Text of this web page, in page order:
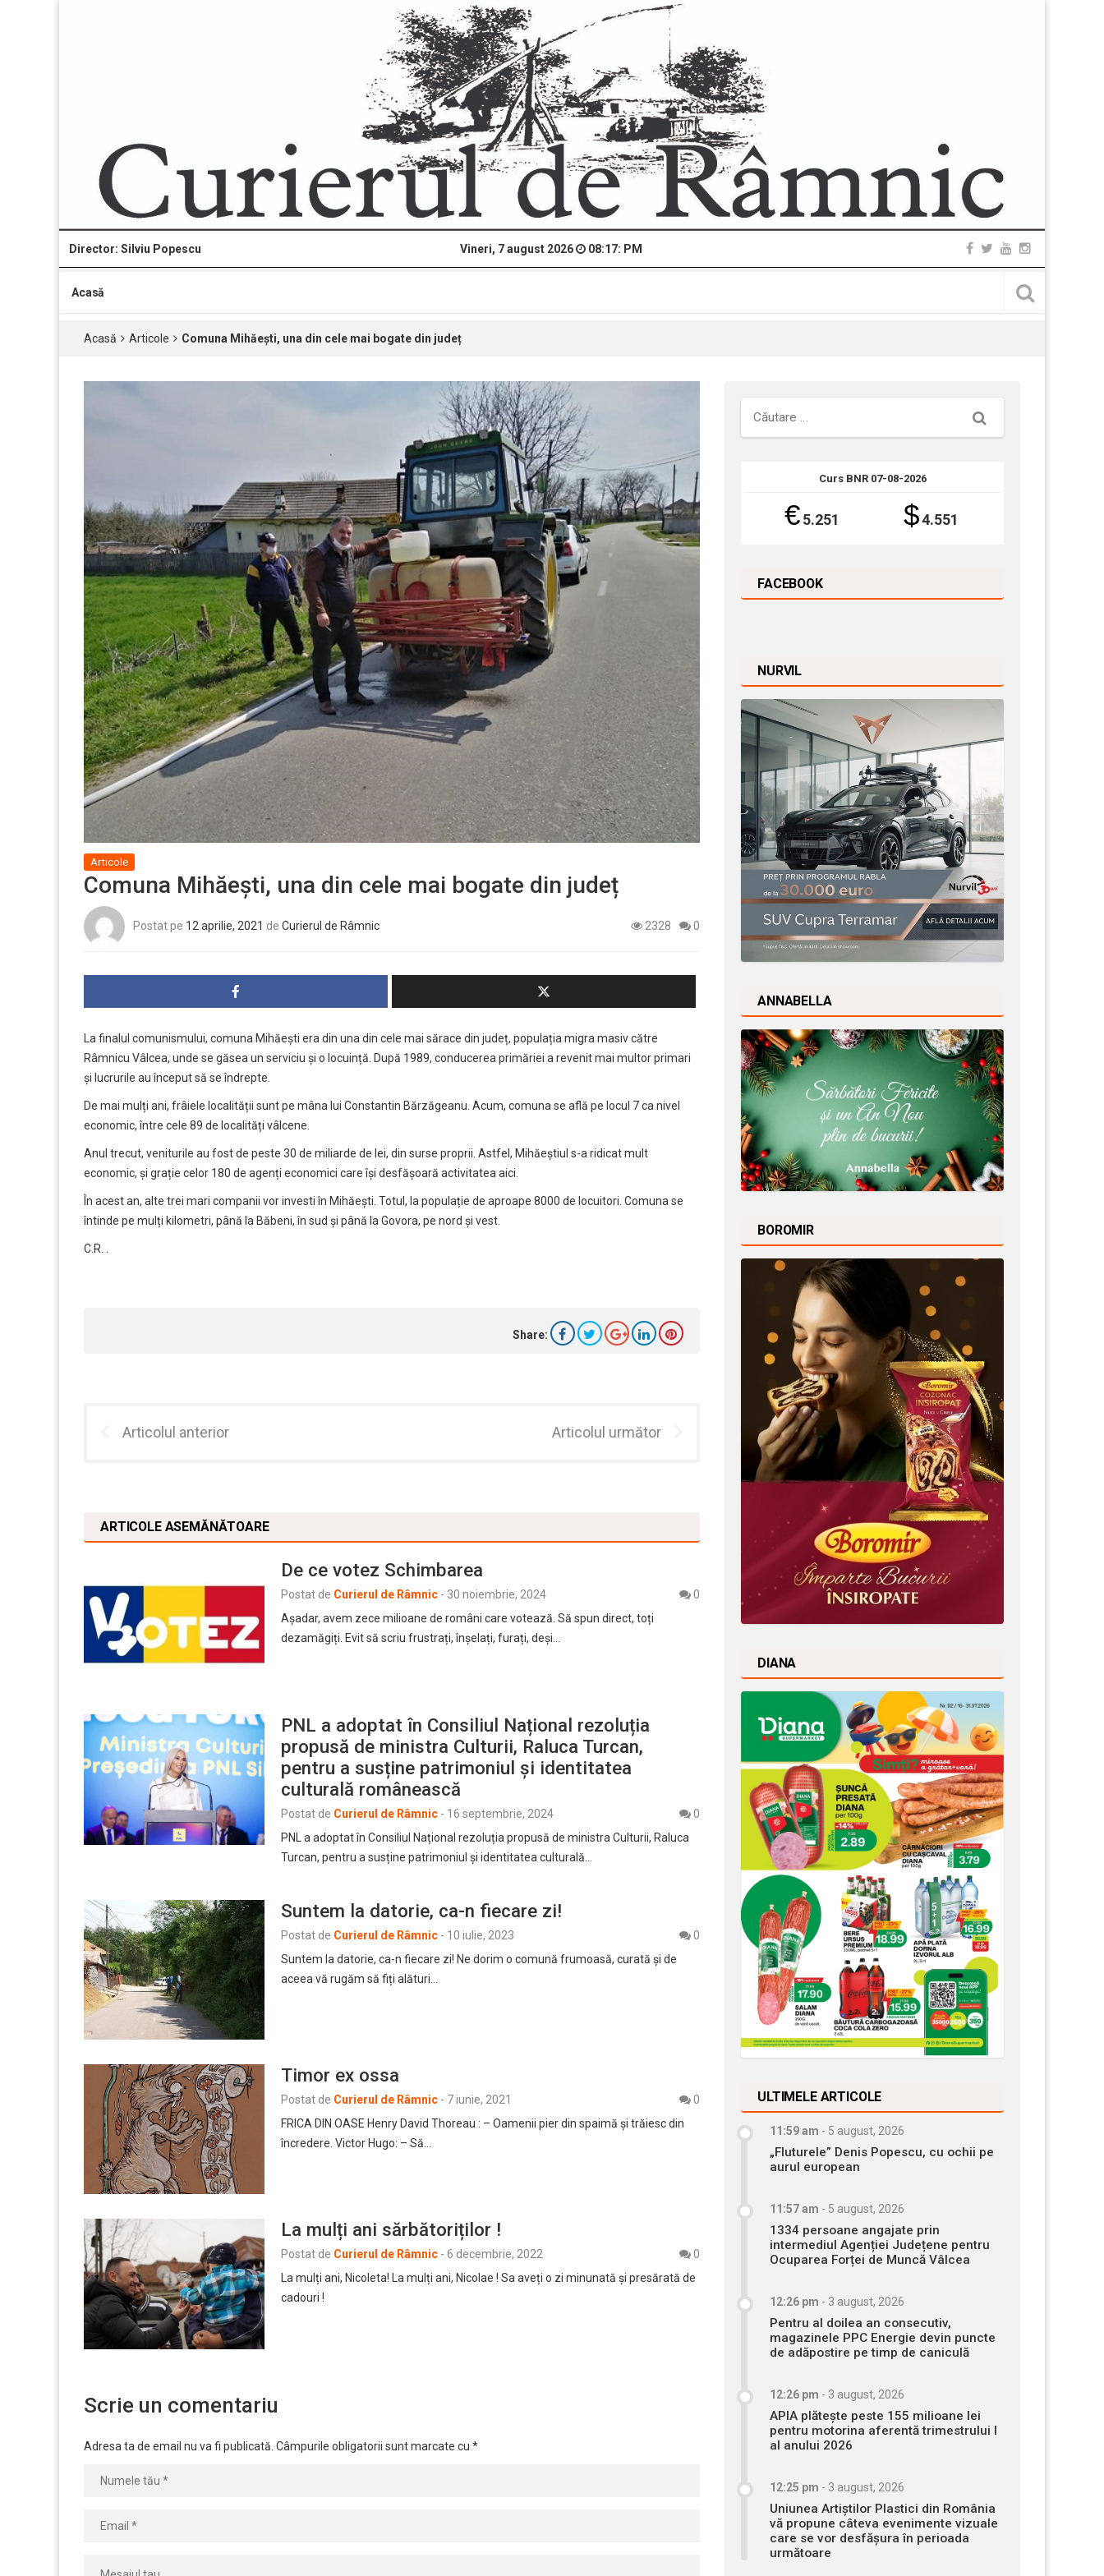
Director: Silviu Popescu Vineri, 7 august 2026 08:17: PM
Acasă
Acasă Articole Comuna Mihăești, una din cele mai bogate din județ
Articole
Comuna Mihăești, una din cele mai bogate din județ
Postat pe 12 aprilie, 2021 de Curierul de Râmnic 2328 0
La finalul comunismului, comuna Mihăești era din una din cele mai sărace din județ, populația migra masiv către
Râmnicu Vâlcea, unde se găsea un serviciu și o locuință. După 1989, conducerea primăriei a revenit mai multor primari
și lucrurile au început să se îndrepte.
De mai mulți ani, frâiele localității sunt pe mâna lui Constantin Bărzăgeanu. Acum, comuna se află pe locul 7 ca nivel
economic, între cele 89 de localități vâlcene.
Anul trecut, veniturile au fost de peste 30 de miliarde de lei, din surse proprii. Astfel, Mihăeștiul s-a ridicat mult
economic, și grație celor 180 de agenți economici care își desfășoară activitatea aici.
În acest an, alte trei mari companii vor investi în Mihăești. Totul, la populație de aproape 8000 de locuitori. Comuna se
întinde pe mulți kilometri, până la Băbeni, în sud și până la Govora, pe nord și vest.
C.R. .
Share:
Articolul anterior Articolul următor
ARTICOLE ASEMĂNĂTOARE
De ce votez Schimbarea
Postat de Curierul de Râmnic - 30 noiembrie, 2024
0
Așadar, avem zece milioane de români care votează. Să spun direct, toți
dezamăgiți. Evit să scriu frustrați, înșelați, furați, deși…
PNL a adoptat în Consiliul Național rezoluția
propusă de ministra Culturii, Raluca Turcan,
pentru a susține patrimoniul și identitatea
culturală românească
Postat de Curierul de Râmnic - 16 septembrie, 2024
0
PNL a adoptat în Consiliul Național rezoluția propusă de ministra Culturii, Raluca
Turcan, pentru a susține patrimoniul și identitatea culturală…
Suntem la datorie, ca-n fiecare zi!
Postat de Curierul de Râmnic - 10 iulie, 2023
0
Suntem la datorie, ca-n fiecare zi! Ne dorim o comună frumoasă, curată și de
aceea vă rugăm să fiți alături…
Timor ex ossa
Postat de Curierul de Râmnic - 7 iunie, 2021
0
FRICA DIN OASE Henry David Thoreau : – Oamenii pier din spaimă şi trăiesc din
încredere. Victor Hugo: – Să…
La mulți ani sărbătoriților !
Postat de Curierul de Râmnic - 6 decembrie, 2022
0
La mulți ani, Nicoleta! La mulți ani, Nicolae ! Sa aveți o zi minunată și presărată de
cadouri !
Scrie un comentariu
Adresa ta de email nu va fi publicată. Câmpurile obligatorii sunt marcate cu *
Căutare
Curs BNR 07-08-2026
€ 5.251 $4.551
FACEBOOK
NURVIL
ANNABELLA
BOROMIR
DIANA
ULTIMELE ARTICOLE
11:59 am - 5 august, 2026
„Fluturele” Denis Popescu, cu ochii pe
aurul european
11:57 am - 5 august, 2026
1334 persoane angajate prin
intermediul Agenției Județene pentru
Ocuparea Forței de Muncă Vâlcea
12:26 pm - 3 august, 2026
Pentru al doilea an consecutiv,
magazinele PPC Energie devin puncte
de adăpostire pe timp de caniculă
12:26 pm - 3 august, 2026
APIA plătește peste 155 milioane lei
pentru motorina aferentă trimestrului I
al anului 2026
12:25 pm - 3 august, 2026
Uniunea Artiștilor Plastici din România
vă propune câteva evenimente vizuale
care se vor desfășura în perioada
următoare